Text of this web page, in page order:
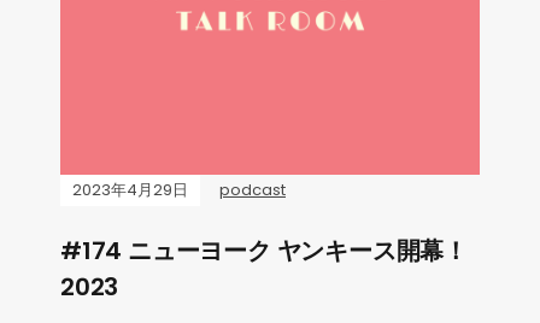
2023年4月29日 podcast
#174 ニューヨーク ヤンキース開幕！
2023